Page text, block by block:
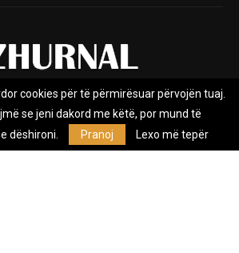
Impresumi Marketing
Privacy Policy
e Lajmeve e pavarur, e themeluar në vitin
cookies për të përmirësuar përvojën tuaj.
se jeni dakord me këtë, por mund të
dëshironi.
Pranoj Lexo më tepër